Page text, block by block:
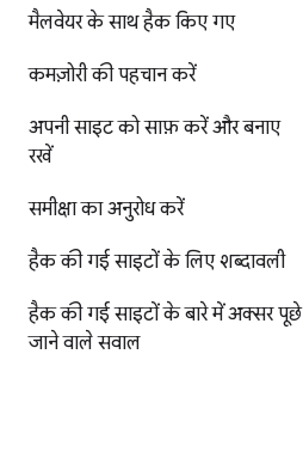
मैलवेयर के साथ हैक किए गए
कमज़ोरी की पहचान करें
अपनी साइट को साफ़ करें और बनाए
रखें
समीक्षा का अनुरोध करें
हैक की गई साइटों के लिए शब्दावली
हैक की गई साइटों के बारे में अक्सर पूछे
जाने वाले सवाल